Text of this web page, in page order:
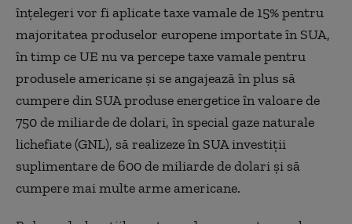
înţelegeri vor fi aplicate taxe vamale de 15% pentru
majoritatea produselor europene importate în SUA,
în timp ce UE nu va percepe taxe vamale pentru
produsele americane şi se angajează în plus să
cumpere din SUA produse energetice în valoare de
750 de miliarde de dolari, în special gaze naturale
lichefiate (GNL), să realizeze în SUA investiţii
suplimentare de 600 de miliarde de dolari şi să
cumpere mai multe arme americane.